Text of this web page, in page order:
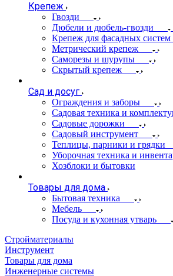
Крепеж
Гвозди
Дюбели и дюбель-гвозди
Крепеж для фасадных систем
Метрический крепеж
Саморезы и шурупы
Скрытый крепеж
Сад и досуг
Ограждения и заборы
Садовая техника и
Садовые дорожки
Садовый инструмент
Теплицы, парники и грядки
Уборочная техника и
Хозблоки и бытовки
Товары для дома
Бытовая техника
Мебель
Посуда и кухонная утварь
Стройматериалы
Инструмент
Товары для дома
Инженерные системы